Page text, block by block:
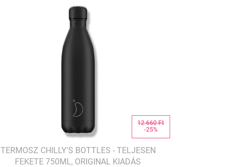
12 660 Ft
-25%
TERMOSZ CHILLY'S BOTTLES - TELJESEN
FEKETE 750ML, ORIGINAL KIADÁS